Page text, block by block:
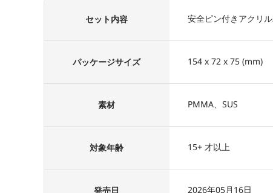
セット内容 安全ピン付きアクリ
パッケージサイズ 154 x 72 x 75 (mm)
素材 PMMA、SUS
対象年齢 15+ 才以上
発売日 2026年05月16日